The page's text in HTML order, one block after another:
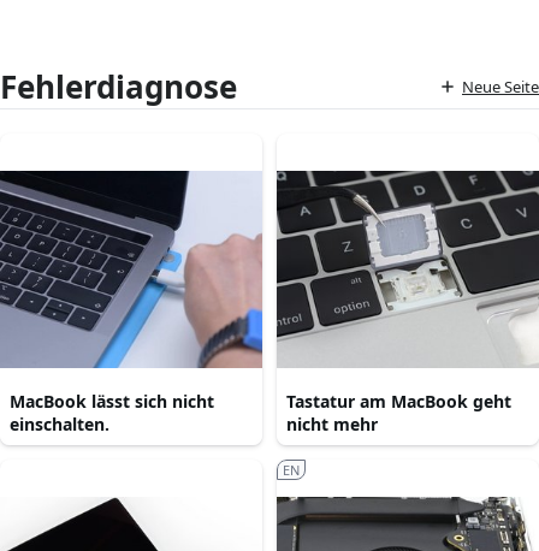
Fehlerdiagnose Neue Seite
MacBook lässt sich nicht
einschalten.
Tastatur am MacBook geht
nicht mehr
EN